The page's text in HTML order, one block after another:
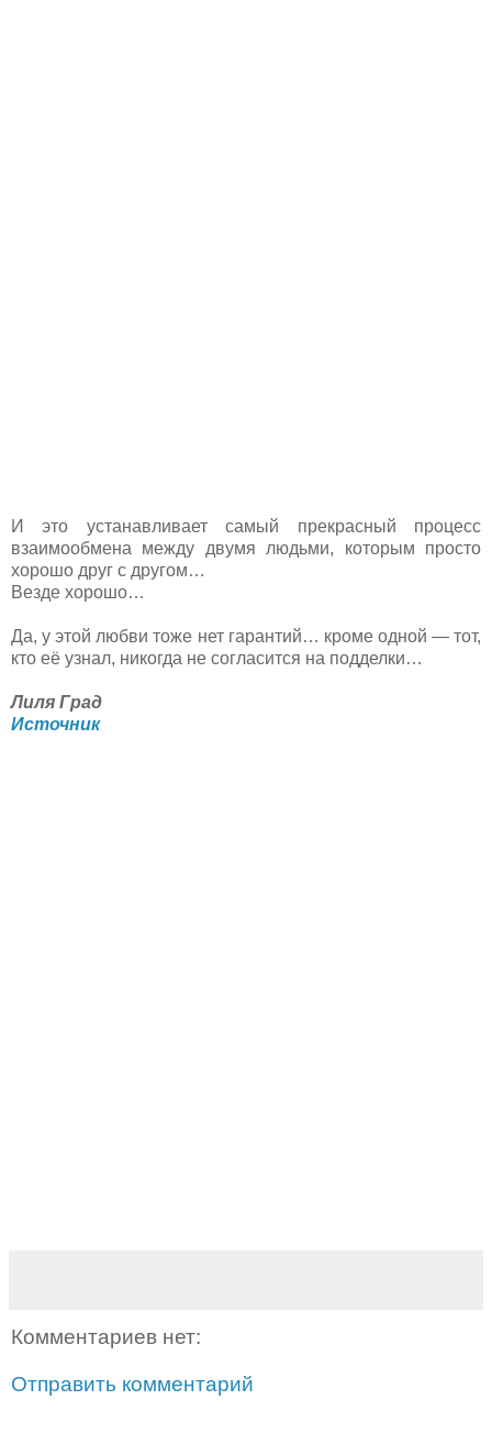
И это устанавливает самый прекрасный процесс
взаимообмена между двумя людьми, которым просто
хорошо друг с другом…
Везде хорошо…
Да, у этой любви тоже нет гарантий… кроме одной — тот,
кто её узнал, никогда не согласится на подделки…
Лиля Град
Источник
Комментариев нет:
Отправить комментарий